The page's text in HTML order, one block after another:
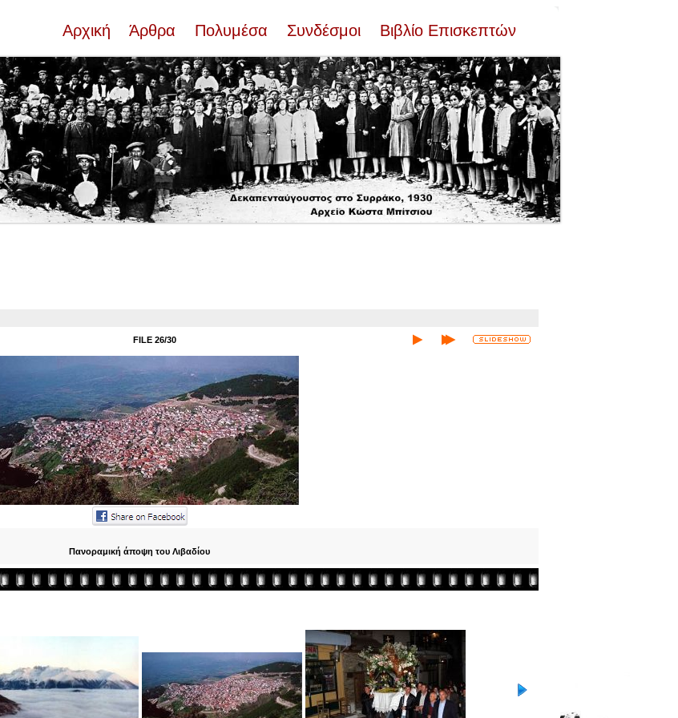
Αρχική Άρθρα Πολυμέσα Συνδέσμοι Βιβλίο Επισκεπτών
FILE 26/30
Πανοραμική άποψη του Λιβαδίου